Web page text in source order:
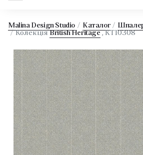
Malina Design Studio Каталог
Колекція British Heritage , KT10308